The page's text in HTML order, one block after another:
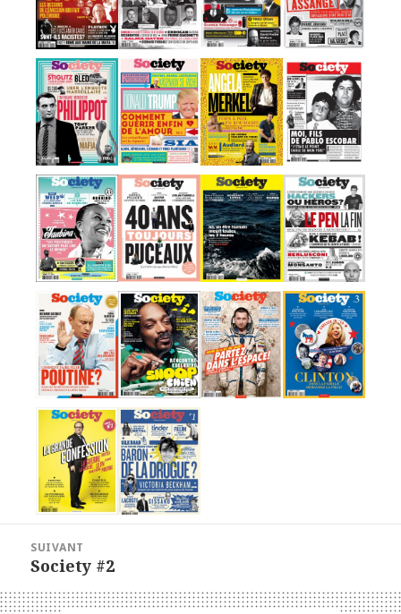
Navigation
l’article
SUIVANT
Article
suivant :
Society #2